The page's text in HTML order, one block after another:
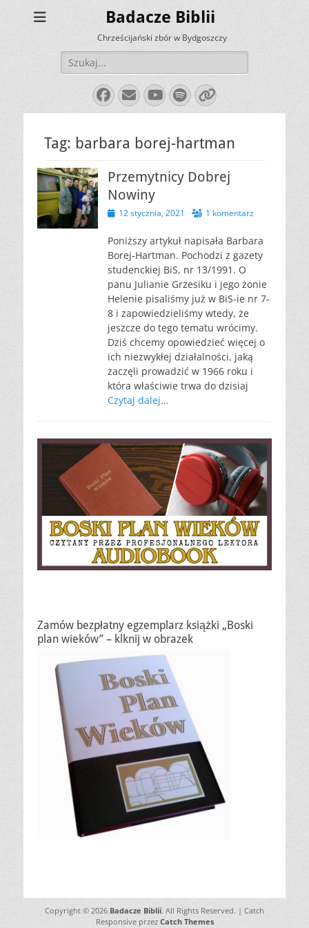
Badacze Biblii
Chrześcijański zbór w Bydgoszczy
Szukaj:
Facebook
E-
mail
YouTube
Spotify
Link
Tag: barbara borej-hartman
Przemytnicy Dobrej
Nowiny
Opublikowano
12 stycznia, 2021 1 komentarz
Poniższy artykuł napisała Barbara
Borej-Hartman. Pochodzi z gazety
studenckiej BiS, nr 13/1991. O
panu Julianie Grzesiku i jego żonie
Helenie pisaliśmy już w BiS-ie nr 7-
8 i zapowiedzieliśmy wtedy, że
jeszcze do tego tematu wrócimy.
Dziś chcemy opowiedzieć więcej o
ich niezwykłej działalności, jaką
zaczęli prowadzić w 1966 roku i
która właściwie trwa do dzisiaj
Czytaj dalej…
Zamów bezpłatny egzemplarz książki „Boski
plan wieków” – klknij w obrazek
Copyright © 2026 Badacze Biblii. All Rights Reserved. | Catch
Responsive przez Catch Themes